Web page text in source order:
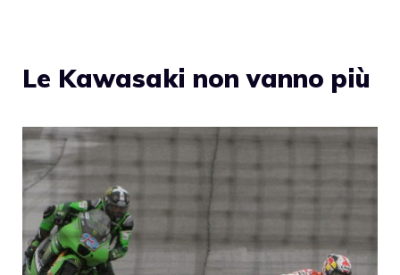
Le Kawasaki non vanno più